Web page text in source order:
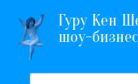
Перейти к
Гуру Кен
шоу-